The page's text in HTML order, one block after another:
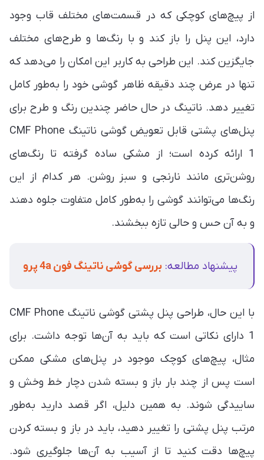
از پیچ‌های کوچکی که در قسمت‌های مختلف قاب وجود
دارد، این پنل را باز کند و با رنگ‌ها و طرح‌های مختلف
جایگزین کند. این طراحی به کاربر این امکان را می‌دهد که
تنها در عرض چند دقیقه ظاهر گوشی خود را به‌طور کامل
تغییر دهد. ناتینگ در حال حاضر چندین رنگ و طرح برای
پنل‌های پشتی قابل تعویض گوشی ناتینگ CMF Phone
1 ارائه کرده است؛ از مشکی ساده گرفته تا رنگ‌های
روشن‌تری مانند نارنجی و سبز روشن. هر کدام از این
رنگ‌ها می‌توانند گوشی را به‌طور کامل متفاوت جلوه دهند
و به آن حس و حالی تازه ببخشند.
پیشنهاد مطالعه:بررسی گوشی ناتینگ فون 4a پرو
با این حال، طراحی پنل پشتی گوشی ناتینگ CMF Phone
1 دارای نکاتی است که باید به آن‌ها توجه داشت. برای
مثال، پیچ‌های کوچک موجود در پنل‌های مشکی ممکن
است پس از چند بار باز و بسته شدن دچار خط‌ وخش و
ساییدگی شوند. به همین دلیل، اگر قصد دارید به‌طور
مرتب پنل پشتی را تغییر دهید، باید در باز و بسته کردن
پیچ‌ها دقت کنید تا از آسیب به آن‌ها جلوگیری شود.